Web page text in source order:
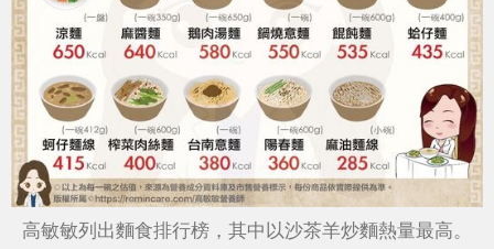
高敏敏列出麵食排行榜，其中以沙茶羊炒麵熱量最高。